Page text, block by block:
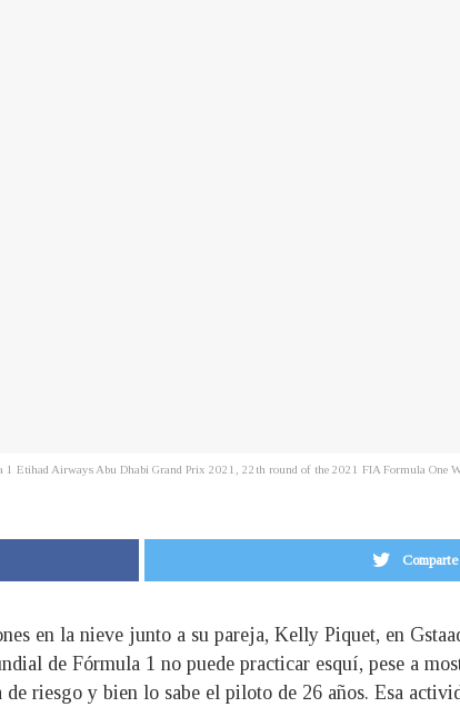
Etihad Airways Abu Dhabi Grand Prix 2021, 22th round of the 2021 FIA Formula One
en la nieve junto a su pareja, Kelly Piquet, en
de Fórmula 1 no puede practicar esquí, pese a
de riesgo y bien lo sabe el piloto de 26 años. Esa